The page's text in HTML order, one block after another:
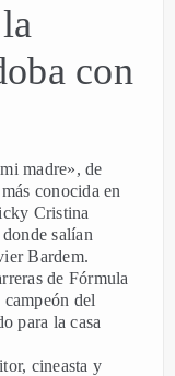
con
madre», de
conocida en
Cristina
salían
Bardem.
de Fórmula
del
para la casa
cineasta y